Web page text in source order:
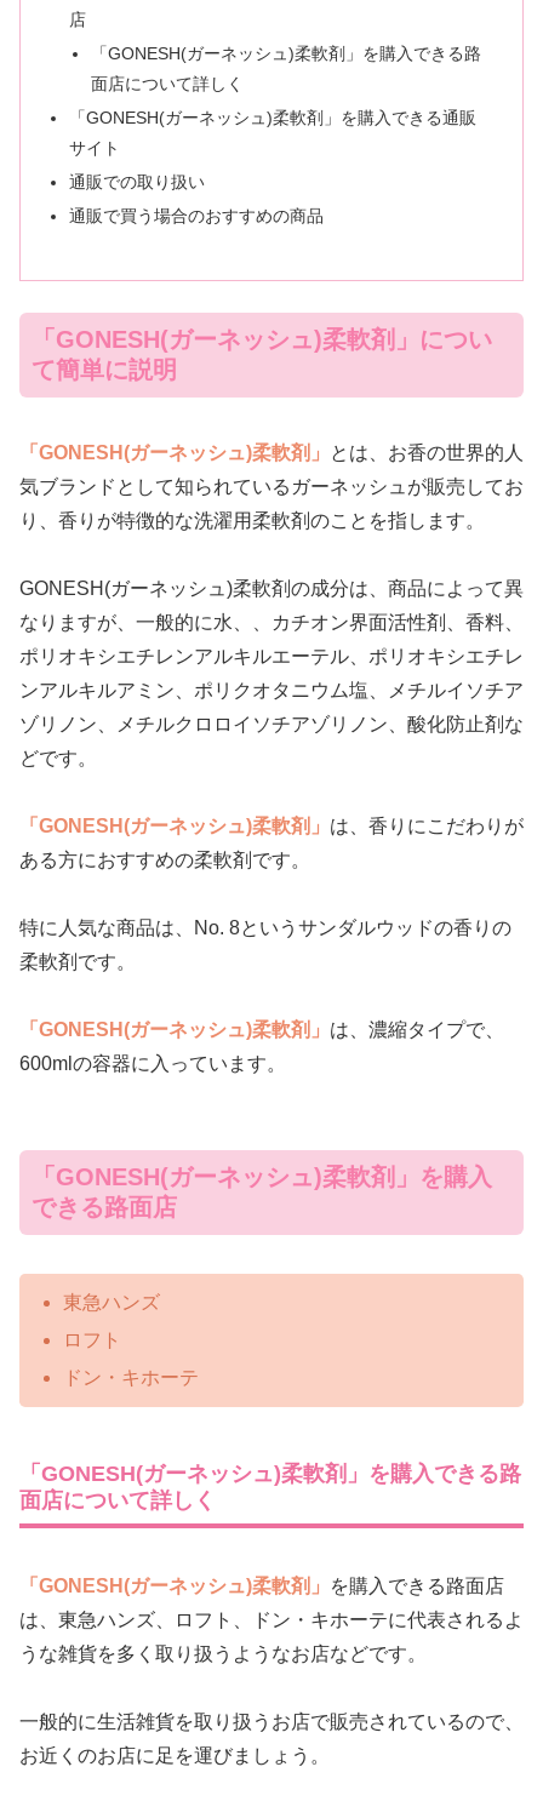
店
「GONESH(ガーネッシュ)柔軟剤」を購入できる路
面店について詳しく
「GONESH(ガーネッシュ)柔軟剤」を購入できる通販
サイト
通販での取り扱い
通販で買う場合のおすすめの商品
「GONESH(ガーネッシュ)柔軟剤」につい
て簡単に説明
「GONESH(ガーネッシュ)柔軟剤」
とは、お香の世界的人
気ブランドとして知られているガーネッシュが販売してお
り、香りが特徴的な洗濯用柔軟剤のことを指します。
GONESH(ガーネッシュ)柔軟剤の成分は、商品によって異
なりますが、一般的に水、、カチオン界面活性剤、香料、
ポリオキシエチレンアルキルエーテル、ポリオキシエチレ
ンアルキルアミン、ポリクオタニウム塩、メチルイソチア
ゾリノン、メチルクロロイソチアゾリノン、酸化防止剤な
どです。
「GONESH(ガーネッシュ)柔軟剤」 は、香りにこだわりが
ある方におすすめの柔軟剤です。
特に人気な商品は、No. 8というサンダルウッドの香りの
柔軟剤です。
「GONESH(ガーネッシュ)柔軟剤」 は、濃縮タイプで、
600mlの容器に入っています。
「GONESH(ガーネッシュ)柔軟剤」を購入
できる路面店
東急ハンズ
ロフト
ドン・キホーテ
「GONESH(ガーネッシュ)柔軟剤」を購入できる路
面店について詳しく
「GONESH(ガーネッシュ)柔軟剤」
を購入できる路面店
は、東急ハンズ、ロフト、ドン・キホーテに代表されるよ
うな雑貨を多く取り扱うようなお店などです。
一般的に生活雑貨を取り扱うお店で販売されているので、
お近くのお店に足を運びましょう。